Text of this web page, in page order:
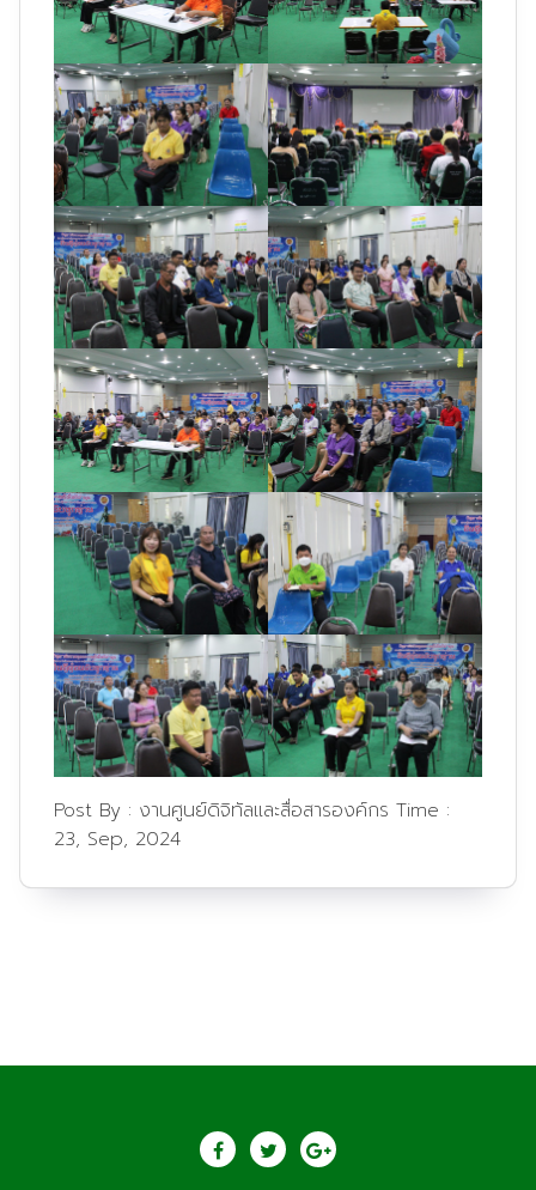
Post By : งานศูนย์ดิจิทัลและสื่อสารองค์กร Time :
23, Sep, 2024